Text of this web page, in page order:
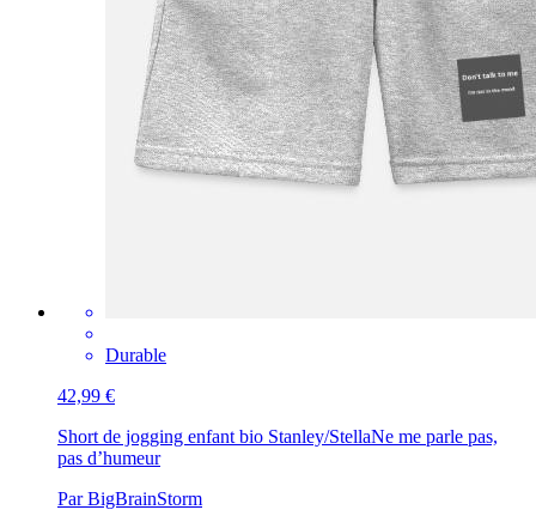
Durable
42,99 €
Short de jogging enfant bio Stanley/StellaNe me parle pas,
pas d’humeur
Par BigBrainStorm